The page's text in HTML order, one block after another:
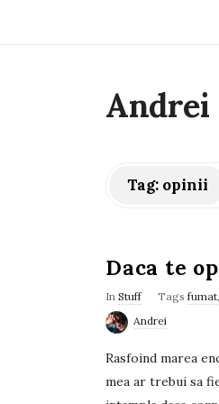
Andrei
Tag: opinii
Daca te
In Stuff Tags fumat,
Andrei
Rasfoind marea
mea ar trebui sa